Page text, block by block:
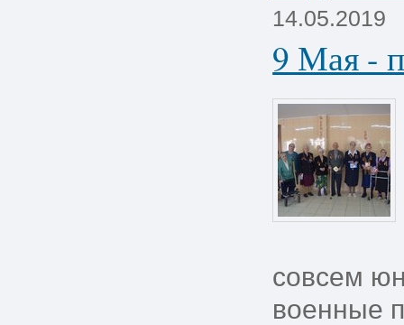
14.05.2019
9 Мая -
совсем
военные